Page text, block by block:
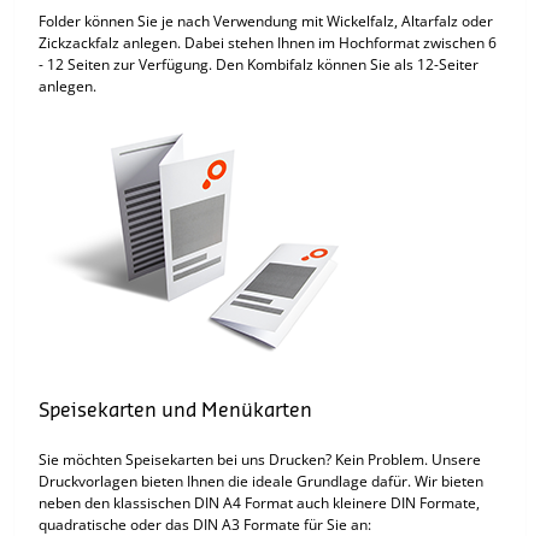
Folder können Sie je nach Verwendung mit Wickelfalz, Altarfalz oder
Zickzackfalz anlegen. Dabei stehen Ihnen im Hochformat zwischen 6
- 12 Seiten zur Verfügung. Den Kombifalz können Sie als 12-Seiter
anlegen.
Speisekarten und Menükarten
Sie möchten Speisekarten bei uns Drucken? Kein Problem. Unsere
Druckvorlagen bieten Ihnen die ideale Grundlage dafür. Wir bieten
neben den klassischen DIN A4 Format auch kleinere DIN Formate,
quadratische oder das DIN A3 Formate für Sie an: